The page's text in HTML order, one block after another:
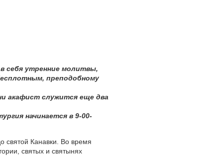
себя утренние молитвы,
преподобному
акафист служится еще два
начинается в 9-00-
святой Канавки. Во время
святых и святынях